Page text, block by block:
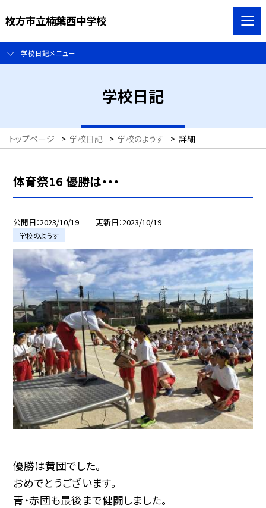
枚方市立楠葉西中学校
学校日記メニュー
学校日記
トップページ > 学校日記 > 学校のようす > 詳細
体育祭16 優勝は・・・
公開日 2023/10/19 更新日 2023/10/19
学校のようす
優勝は黄団でした。
おめでとうございます。
青・赤団も最後まで健闘しました。